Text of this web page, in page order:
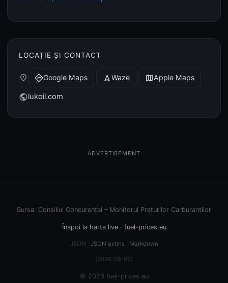
LOCAȚIE ȘI CONTACT
place directionsGoogle Maps navigation Waze mapApple Maps
publiclukoil.com
ADVERTISEMENT
Sursa: Consiliul Concurenței – Monitorul Prețurilor Carburanților
Înapoi la harta live· fuel-prices.eu
JSON · JSON extins· Markdown
(2026-08-05)
© 2026 fuel-prices.eu